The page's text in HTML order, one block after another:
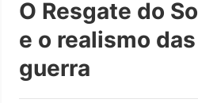
O Resgate do
e o realismo
guerra